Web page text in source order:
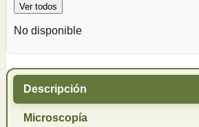
Ver todos
No disponible
Descripción
Microscopía